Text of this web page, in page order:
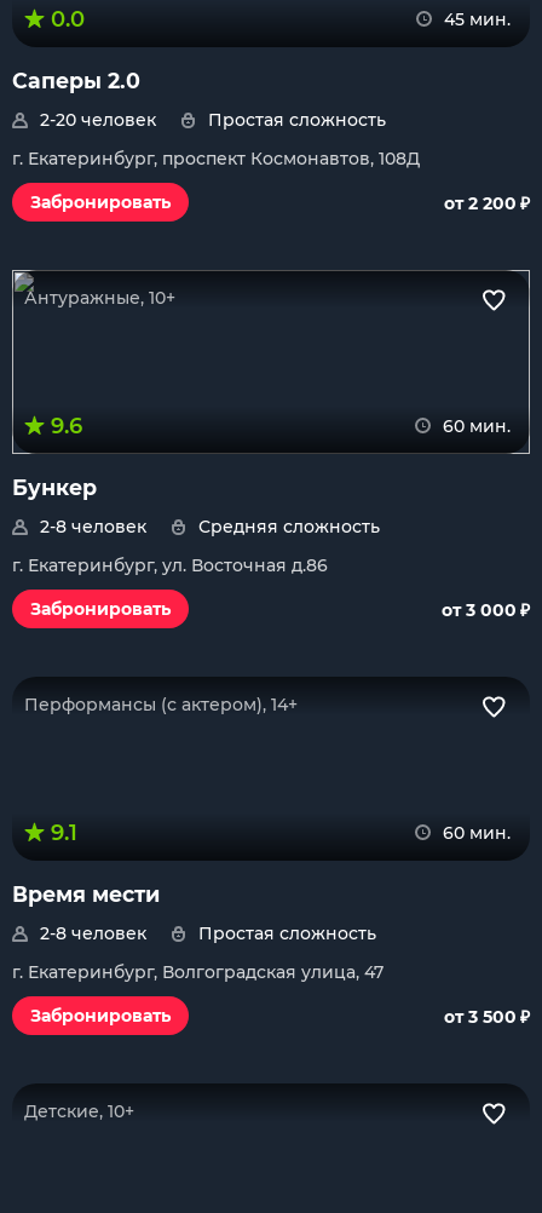
0.0 45 мин.
Саперы 2.0
2-20 человек
Простая сложность
г. Екатеринбург, проспект Космонавтов, 108Д
Забронировать
от 2 200 ₽
Антуражные, 10+
9.6 60 мин.
Бункер
2-8 человек
Средняя сложность
г. Екатеринбург, ул. Восточная д.86
Забронировать
от 3 000 ₽
Перформансы (с актером), 14+
9.1 60 мин.
Время мести
2-8 человек
Простая сложность
г. Екатеринбург, Волгоградская улица, 47
Забронировать
от 3 500 ₽
Детские, 10+